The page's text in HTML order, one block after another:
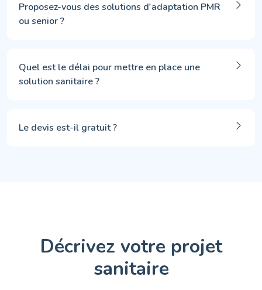
Proposez-vous des solutions d'adaptation PMR
ou senior ?
Quel est le délai pour mettre en place une
solution sanitaire ?
Le devis est-il gratuit ?
Décrivez votre projet
sanitaire